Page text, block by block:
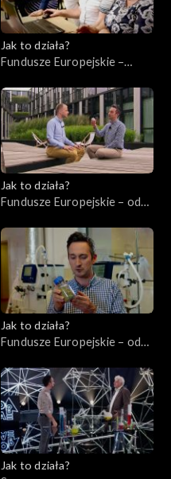
Jak to działa?
Fundusze Europejskie –
Jak to działa?
Fundusze Europejskie – odc.
Jak to działa?
Fundusze Europejskie – odc.
Jak to działa?